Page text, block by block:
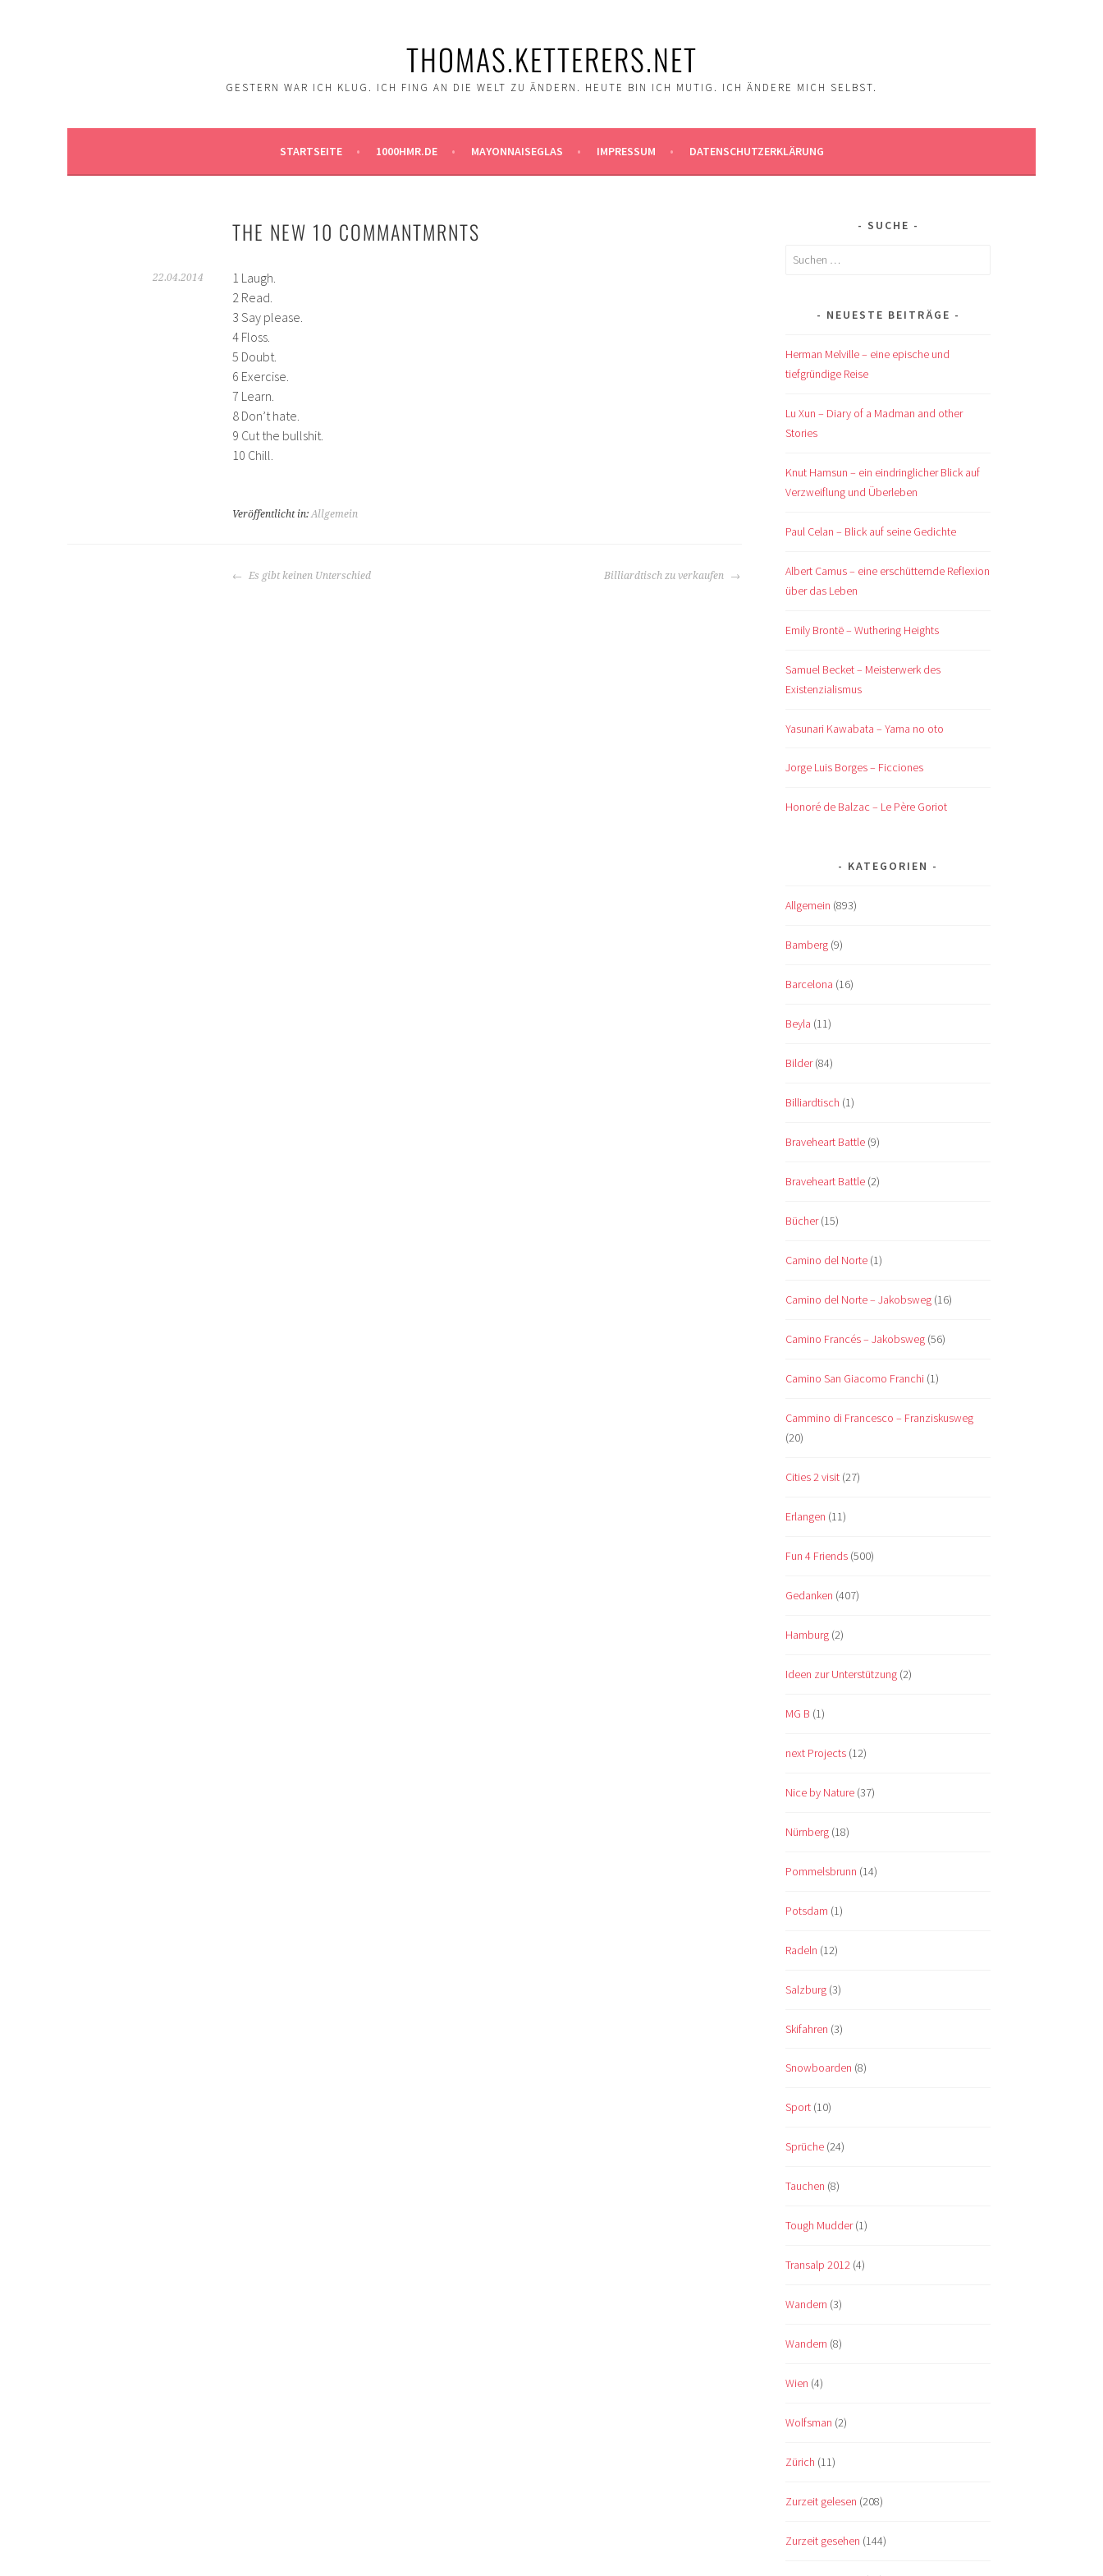
THOMAS.KETTERERS.NET
GESTERN WAR ICH KLUG. ICH FING AN DIE WELT ZU ÄNDERN. HEUTE BIN ICH MUTIG. ICH ÄNDERE MICH SELBST.
STARTSEITE 1000HMR.DE MAYONNAISEGLAS IMPRESSUM DATENSCHUTZERKLÄRUNG
THE NEW 10 COMMANTMRNTS
22.04.2014
1 Laugh.
2 Read.
3 Say please.
4 Floss.
5 Doubt.
6 Exercise.
7 Learn.
8 Don’t hate.
9 Cut the bullshit.
10 Chill.
Veröffentlicht in:Allgemein
BEITRAGS-
Es gibt keinen Unterschied Billiardtisch zu verkaufen
SUCHE
Suchen
NEUESTE BEITRÄGE
Herman Melville – eine epische und
tiefgründige Reise
Lu Xun – Diary of a Madman and other
Stories
Knut Hamsun – ein eindringlicher Blick auf
Verzweiflung und Überleben
Paul Celan – Blick auf seine Gedichte
Albert Camus – eine erschütternde Reflexion
über das Leben
Emily Brontë – Wuthering Heights
Samuel Becket – Meisterwerk des
Existenzialismus
Yasunari Kawabata – Yama no oto
Jorge Luis Borges – Ficciones
Honoré de Balzac – Le Père Goriot
KATEGORIEN
Allgemein (893)
Bamberg (9)
Barcelona (16)
Beyla (11)
Bilder(84)
Billiardtisch (1)
Braveheart Battle (9)
Braveheart Battle (2)
Bücher(15)
Camino del Norte (1)
Camino del Norte – Jakobsweg (16)
Camino Francés – Jakobsweg (56)
Camino San Giacomo Franchi (1)
Cammino di Francesco – Franziskusweg
(20)
Cities 2 visit (27)
Erlangen (11)
Fun 4 Friends (500)
Gedanken (407)
Hamburg (2)
Ideen zur Unterstützung (2)
MG B (1)
next Projects (12)
Nice by Nature (37)
Nürnberg (18)
Pommelsbrunn (14)
Potsdam (1)
Radeln (12)
Salzburg (3)
Skifahren (3)
Snowboarden (8)
Sport (10)
Sprüche (24)
Tauchen (8)
Tough Mudder(1)
Transalp 2012 (4)
Wandern (3)
Wandern (8)
Wien (4)
Wolfsman (2)
Zürich (11)
Zurzeit gelesen (208)
Zurzeit gesehen (144)